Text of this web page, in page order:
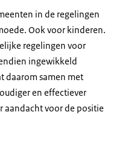
in de regelingen
Ook voor kinderen.
regelingen voor
ingewikkeld
daarom samen met
en effectiever
voor de positie